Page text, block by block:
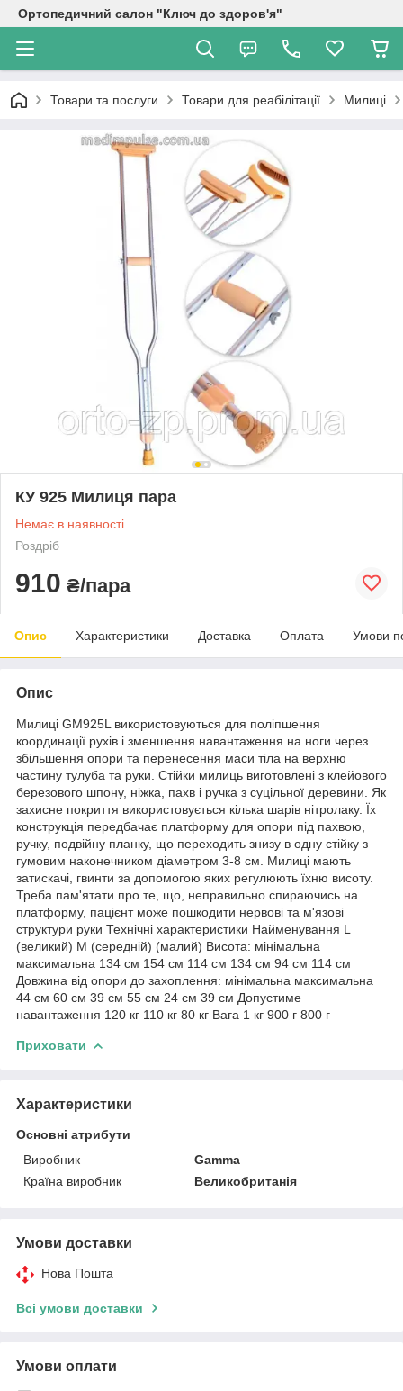
Ортопедичний салон "Ключ до здоров'я"
Товари та послуги Товари для реабілітації Милиці
КУ 925 Милиця пара
Немає в наявності
Роздріб
910 ₴/пара
Опис Характеристики Доставка Оплата Умови
Опис
Милиці GM925L використовуються для поліпшення
координації рухів і зменшення навантаження на ноги через
збільшення опори та перенесення маси тіла на верхню
частину тулуба та руки. Стійки милиць виготовлені з клейового
березового шпону, ніжка, пахв і ручка з суцільної деревини. Як
захисне покриття використовується кілька шарів нітролаку. Їх
конструкція передбачає платформу для опори під пахвою,
ручку, подвійну планку, що переходить знизу в одну стійку з
гумовим наконечником діаметром 3-8 см. Милиці мають
затискачі, гвинти за допомогою яких регулюють їхню висоту.
Треба пам'ятати про те, що, неправильно спираючись на
платформу, пацієнт може пошкодити нервові та м'язові
структури руки Технічні характеристики Найменування L
(великий) М (середній) (малий) Висота: мінімальна
максимальна 134 см 154 см 114 см 134 см 94 см 114 см
Довжина від опори до захоплення: мінімальна максимальна
44 см 60 см 39 см 55 см 24 см 39 см Допустиме
навантаження 120 кг 110 кг 80 кг Вага 1 кг 900 г 800 г
Приховати
Характеристики
Основні атрибути
Виробник
Gamma
Країна виробник
Великобританія
Умови доставки
Нова Пошта
Всі умови доставки
Умови оплати